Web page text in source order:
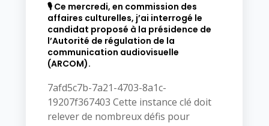
🎙 Ce mercredi, en commission des
affaires culturelles, j’ai interrogé le
candidat proposé à la présidence de
l’Autorité de régulation de la
communication audiovisuelle
(ARCOM).
7afd5c7b-7a21-4703-8a1c-
19207f367403 Cette instance clé doit
relever de nombreux défis pour